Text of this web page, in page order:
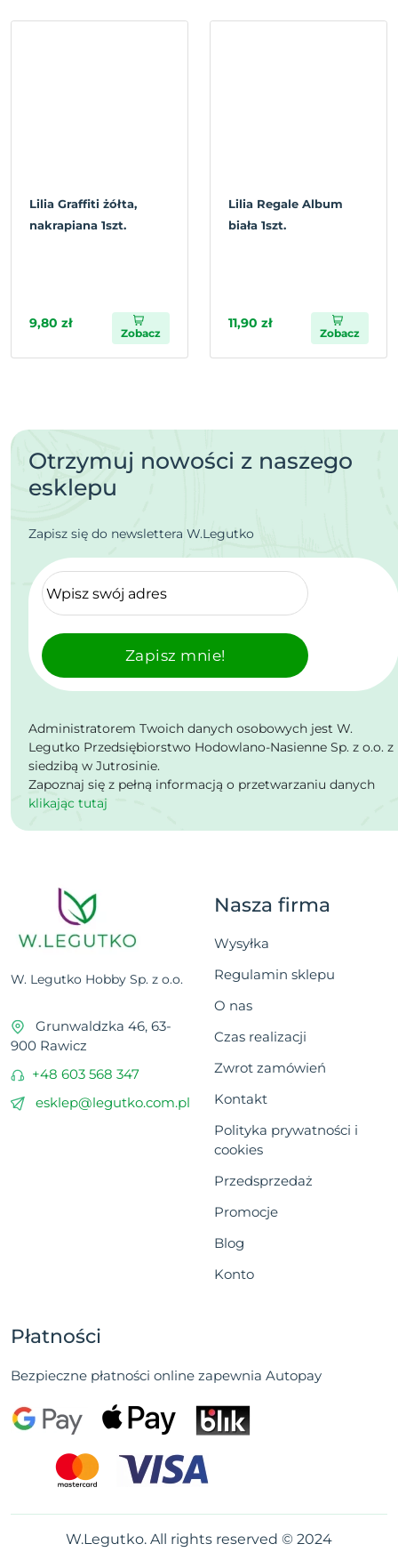
Lilia Graffiti żółta,
nakrapiana 1szt.
9,80 zł
Zobacz
Lilia Regale Album
biała 1szt.
11,90 zł
Zobacz
Otrzymuj nowości z naszego
esklepu
Zapisz się do newslettera W.Legutko
Zapisz mnie!
Administratorem Twoich danych osobowych jest W.
Legutko Przedsiębiorstwo Hodowlano-Nasienne Sp. z o.o. z
siedzibą w Jutrosinie.
Zapoznaj się z pełną informacją o przetwarzaniu danych
klikając tutaj
W. Legutko Hobby Sp. z o.o.
Grunwaldzka 46, 63-
900 Rawicz
+48 603 568 347
esklep@legutko.com.pl
Nasza firma
Wysyłka
Regulamin sklepu
O nas
Czas realizacji
Zwrot zamówień
Kontakt
Polityka prywatności i
cookies
Przedsprzedaż
Promocje
Blog
Konto
Płatności
Bezpieczne płatności online zapewnia Autopay
W.Legutko. All rights reserved © 2024